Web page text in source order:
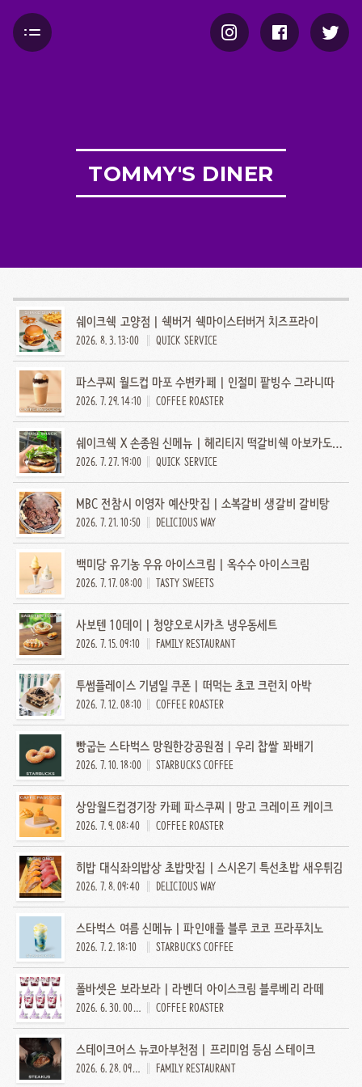
TOMMY'S DINER
쉐이크쉑 고양점 | 쉑버거 쉑마이스터버거 치즈프라이
2026. 8. 3. 13:00 QUICK SERVICE
파스쿠찌 월드컵 마포 수변카페 | 인절미 팥빙수 그라니따
2026. 7. 29. 14:10 COFFEE ROASTER
쉐이크쉑 X 손종원 신메뉴 | 헤리티지 떡갈비쉑 아보카도 쉐이크
2026. 7. 27. 19:00 QUICK SERVICE
MBC 전참시 이영자 예산맛집 | 소복갈비 생갈비 갈비탕
2026. 7. 21. 10:50 DELICIOUS WAY
백미당 유기농 우유 아이스크림 | 옥수수 아이스크림
2026. 7. 17. 08:00 TASTY SWEETS
사보텐 10데이 | 청양오로시카츠 냉우동세트
2026. 7. 15. 09:10 FAMILY RESTAURANT
투썸플레이스 기념일 쿠폰 | 떠먹는 초코 크런치 아박
2026. 7. 12. 08:10 COFFEE ROASTER
빵굽는 스타벅스 망원한강공원점 | 우리 찹쌀 꽈배기
2026. 7. 10. 18:00 STARBUCKS COFFEE
상암월드컵경기장 카페 파스쿠찌 | 망고 크레이프 케이크
2026. 7. 9. 08:40 COFFEE ROASTER
히밥 대식좌의밥상 초밥맛집 | 스시온기 특선초밥 새우튀김
2026. 7. 8. 09:40 DELICIOUS WAY
스타벅스 여름 신메뉴 | 파인애플 블루 코코 프라푸치노
2026. 7. 2. 18:10 STARBUCKS COFFEE
폴바셋은 보라보라 | 라벤더 아이스크림 블루베리 라떼
2026. 6. 30. 00:10 COFFEE ROASTER
스테이크어스 뉴코아부천점 | 프리미엄 등심 스테이크
2026. 6. 28. 09:10 FAMILY RESTAURANT